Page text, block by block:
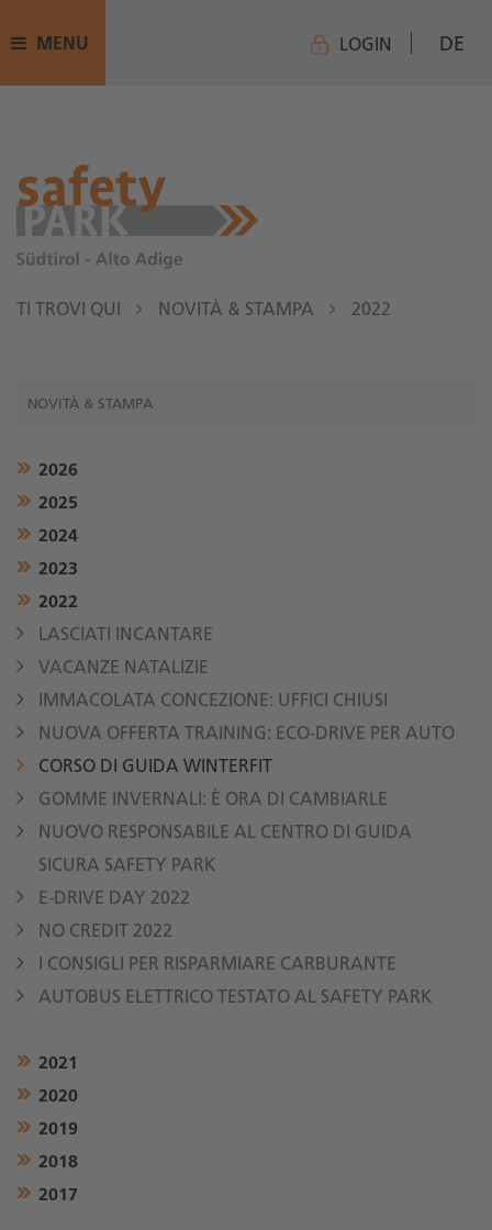
MENU LOGIN DE
TI TROVI QUI NOVITÀ & STAMPA 2022
NOVITÀ & STAMPA
2026
2025
2024
2023
2022
LASCIATI INCANTARE
VACANZE NATALIZIE
IMMACOLATA CONCEZIONE: UFFICI CHIUSI
NUOVA OFFERTA TRAINING: ECO-DRIVE PER AUTO
CORSO DI GUIDA WINTERFIT
GOMME INVERNALI: È ORA DI CAMBIARLE
NUOVO RESPONSABILE AL CENTRO DI GUIDA
SICURA SAFETY PARK
E-DRIVE DAY 2022
NO CREDIT 2022
I CONSIGLI PER RISPARMIARE CARBURANTE
AUTOBUS ELETTRICO TESTATO AL SAFETY PARK
2021
2020
2019
2018
2017